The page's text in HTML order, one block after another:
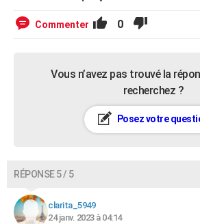
Commenter 0
Vous n’avez pas trouvé la
recherchez ?
Posez votre
RÉPONSE 5 / 5
clarita_5949
24 janv. 2023 à 04:14